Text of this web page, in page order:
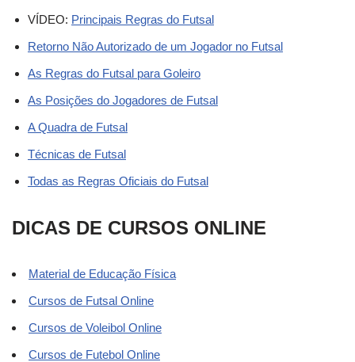
VÍDEO: Principais Regras do Futsal
Retorno Não Autorizado de um Jogador no Futsal
As Regras do Futsal para Goleiro
As Posições do Jogadores de Futsal
A Quadra de Futsal
Técnicas de Futsal
Todas as Regras Oficiais do Futsal
DICAS DE CURSOS ONLINE
Material de Educação Física
Cursos de Futsal Online
Cursos de Voleibol Online
Cursos de Futebol Online